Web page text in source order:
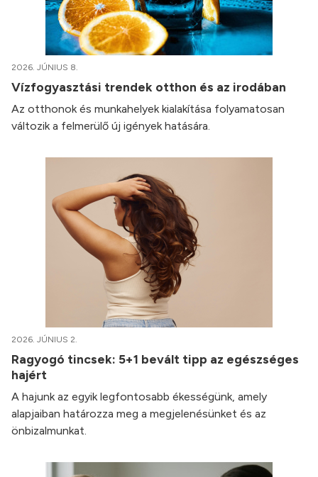
2026. JÚNIUS 8.
Vízfogyasztási trendek otthon és az irodában
Az otthonok és munkahelyek kialakítása folyamatosan
változik a felmerülő új igények hatására.
2026. JÚNIUS 2.
Ragyogó tincsek: 5+1 bevált tipp az egészséges
hajért
A hajunk az egyik legfontosabb ékességünk, amely
alapjaiban határozza meg a megjelenésünket és az
önbizalmunkat.